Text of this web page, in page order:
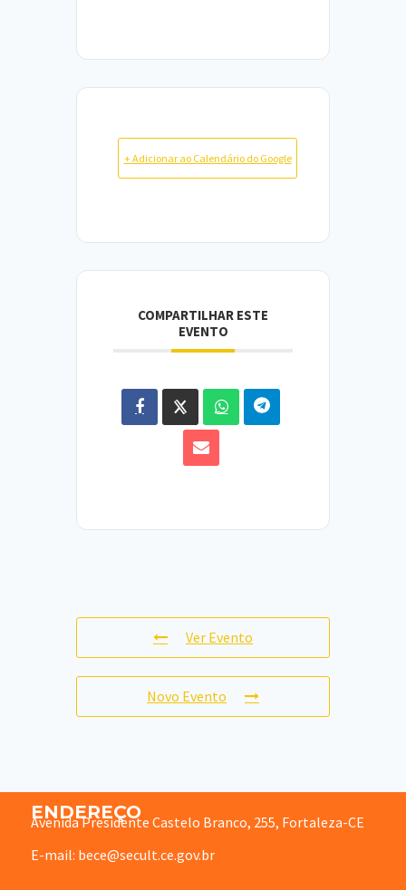
+ Adicionar ao Calendário do Google
COMPARTILHAR ESTE
EVENTO
Ver Evento
Novo Evento
ENDEREÇO
Avenida Presidente Castelo Branco, 255, Fortaleza-CE
E-mail: bece@secult.ce.gov.br